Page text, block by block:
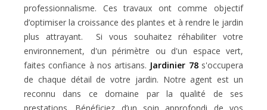
professionnalisme. Ces travaux ont comme objectif
d’optimiser la croissance des plantes et à rendre le jardin
plus attrayant. Si vous souhaitez réhabiliter votre
environnement, d'un périmètre ou d'un espace vert,
faites confiance à nos artisans. Jardinier 78s'occupera
de chaque détail de votre jardin. Notre agent est un
reconnu dans ce domaine par la qualité de ses